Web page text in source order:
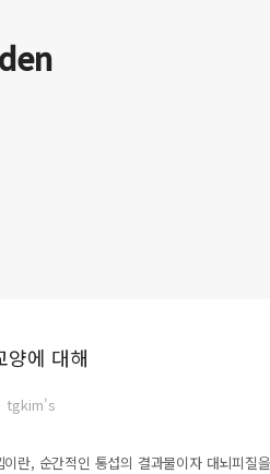
양에 대해
tgkim's
란, 순간적인 통섭의 결과물이자 대뇌피질